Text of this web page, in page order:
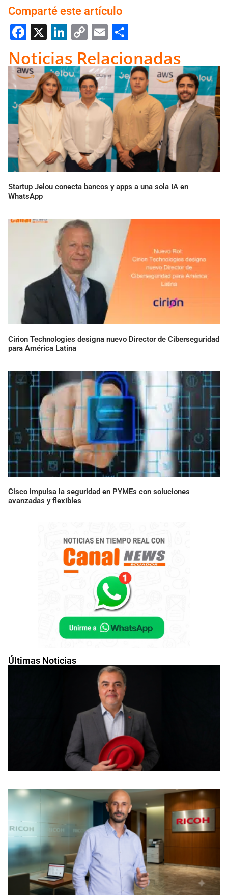
Últimas Noticias
Comparté este artículo
Facebook
X LinkedIn
Copy
Link
Email
Noticias Relacionadas
Startup Jelou conecta bancos y apps a una sola IA en
WhatsApp
Cirion Technologies designa nuevo Director de Ciberseguridad
para América Latina
Cisco impulsa la seguridad en PYMEs con soluciones
avanzadas y flexibles